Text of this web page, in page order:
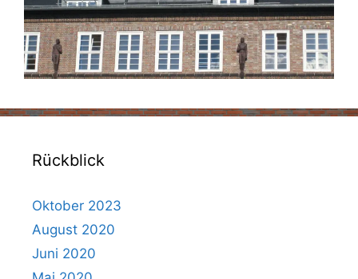
Rückblick
Oktober 2023
August 2020
Juni 2020